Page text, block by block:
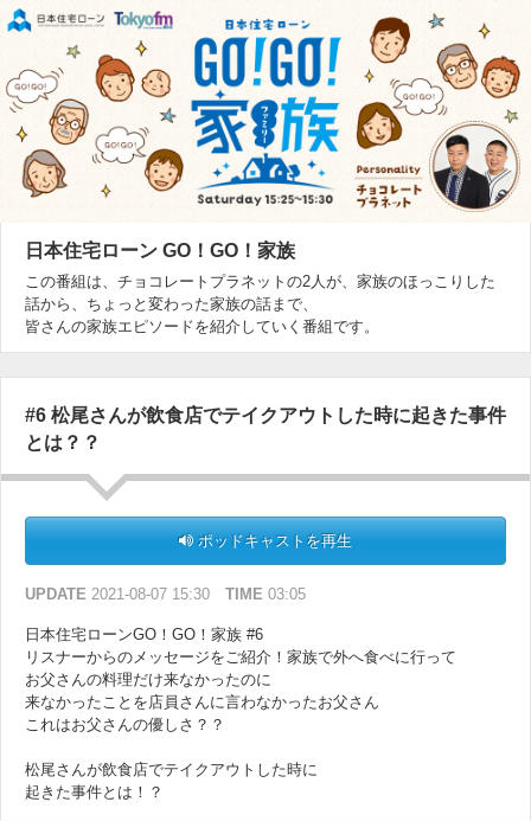
日本住宅ローン GO！GO！家族
この番組は、チョコレートプラネットの2人が、家族のほっこりした
話から、ちょっと変わった家族の話まで、
皆さんの家族エピソードを紹介していく番組です。
#6 松尾さんが飲食店でテイクアウトした時に起きた事件
とは？？
ポッドキャストを再生
UPDATE 2021-08-07 15:30 TIME 03:05
日本住宅ローンGO！GO！家族 #6
リスナーからのメッセージをご紹介！家族で外へ食べに行って
お父さんの料理だけ来なかったのに
来なかったことを店員さんに言わなかったお父さん
これはお父さんの優しさ？？
松尾さんが飲食店でテイクアウトした時に
起きた事件とは！？